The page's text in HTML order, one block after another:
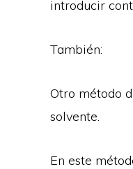
introducir
También:
Otro método
solvente.
En este